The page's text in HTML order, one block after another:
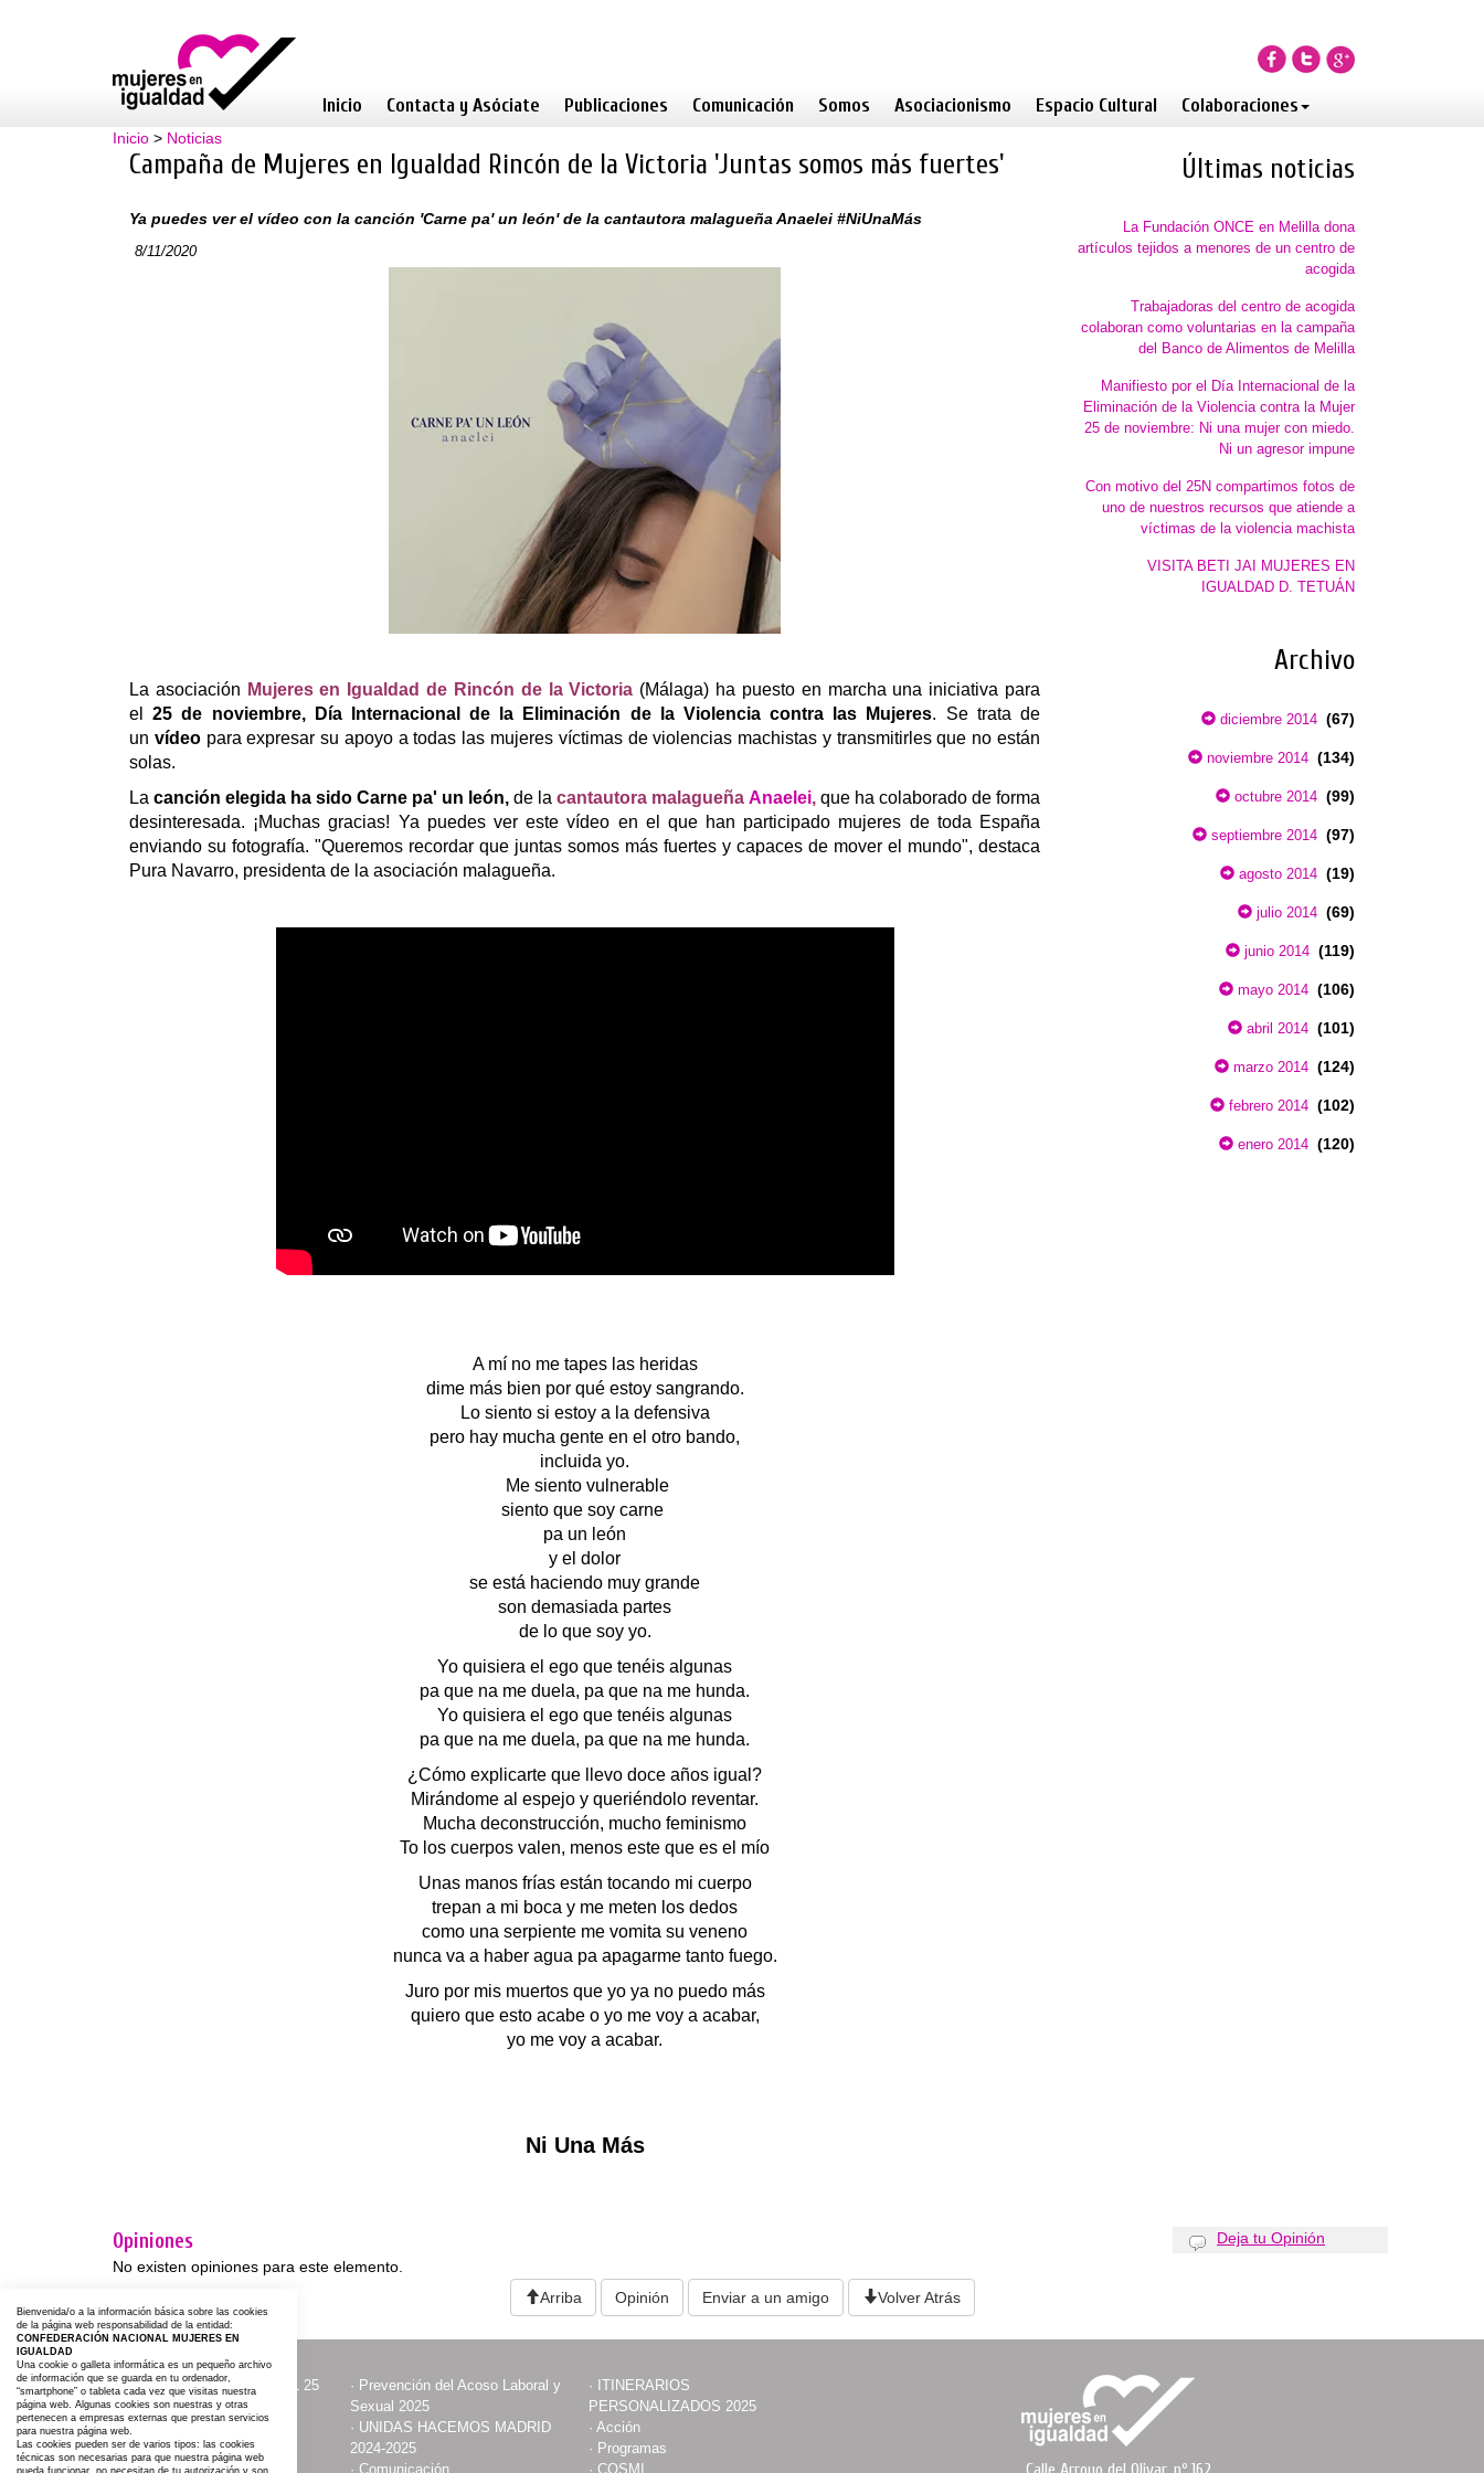
Inicio Contacta y Asóciate Publicaciones Comunicación Somos Asociacionismo Espacio Cultural Colaboraciones
Inicio > Noticias
Campaña de Mujeres en Igualdad Rincón de la Victoria 'Juntas somos más fuertes'
Ya puedes ver el vídeo con la canción 'Carne pa' un león' de la cantautora malagueña Anaelei #NiUnaMás
8/11/2020
La asociación Mujeres en Igualdad de Rincón de la Victoria (Málaga) ha puesto en marcha una iniciativa para
el25 de noviembre, Día Internacional de la Eliminación de la Violencia contra las Mujeres. Se trata de
un vídeopara expresar su apoyo a todas las mujeres víctimas de violencias machistas y transmitirles que no están
solas.
La canción elegida ha sido Carne pa' un león, de la cantautora malagueña Anaelei, que ha colaborado de forma
desinteresada. ¡Muchas gracias! Ya puedes ver este vídeo en el que han participado mujeres de toda España
enviando su fotografía. "Queremos recordar que juntas somos más fuertes y capaces de mover el mundo", destaca
Pura Navarro, presidenta de la asociación malagueña.
A mí no me tapes las heridas
dime más bien por qué estoy sangrando.
Lo siento si estoy a la defensiva
pero hay mucha gente en el otro bando,
incluida yo.
Me siento vulnerable
siento que soy carne
pa un león
y el dolor
se está haciendo muy grande
son demasiada partes
de lo que soy yo.
Yo quisiera el ego que tenéis algunas
pa que na me duela, pa que na me hunda.
Yo quisiera el ego que tenéis algunas
pa que na me duela, pa que na me hunda.
¿Cómo explicarte que llevo doce años igual?
Mirándome al espejo y queriéndolo reventar.
Mucha deconstrucción, mucho feminismo
To los cuerpos valen, menos este que es el mío
Unas manos frías están tocando mi cuerpo
trepan a mi boca y me meten los dedos
como una serpiente me vomita su veneno
nunca va a haber agua pa apagarme tanto fuego.
Juro por mis muertos que yo ya no puedo más
quiero que esto acabe o yo me voy a acabar,
yo me voy a acabar.
Ni Una Más
Últimas noticias
La Fundación ONCE en Melilla dona
artículos tejidos a menores de un centro de
acogida
Trabajadoras del centro de acogida
colaboran como voluntarias en la campaña
del Banco de Alimentos de Melilla
Manifiesto por el Día Internacional de la
Eliminación de la Violencia contra la Mujer
25 de noviembre: Ni una mujer con miedo.
Ni un agresor impune
Con motivo del 25N compartimos fotos de
uno de nuestros recursos que atiende a
víctimas de la violencia machista
VISITA BETI JAI MUJERES EN
IGUALDAD D. TETUÁN
Archivo
diciembre 2014 (67)
noviembre 2014 (134)
octubre 2014 (99)
septiembre 2014 (97)
agosto 2014 (19)
julio 2014 (69)
junio 2014 (119)
mayo 2014 (106)
abril 2014 (101)
marzo 2014 (124)
febrero 2014 (102)
enero 2014 (120)
Opiniones
Deja tu Opinión
No existen opiniones para este elemento.
Arriba
Opinión Enviar a un amigo Volver Atrás
·ACTOS CON MOTIVO DEL 25
NOVIEMBRE
· Prevención del Acoso Laboral y
Sexual 2025
· ITINERARIOS
PERSONALIZADOS 2025
·Contacta y Asóciate · UNIDAS HACEMOS MADRID
2024-2025
· Acción
· Programas
·Publicaciones ·Comunicación · COSMI
Bienvenida/o a la información básica sobre las cookies
de la página web responsabilidad de la entidad:
CONFEDERACIÓN NACIONAL MUJERES EN
IGUALDAD
Una cookie o galleta informática es un pequeño archivo
de información que se guarda en tu ordenador,
“smartphone” o tableta cada vez que visitas nuestra
página web. Algunas cookies son nuestras y otras
pertenecen a empresas externas que prestan servicios
para nuestra página web.
Las cookies pueden ser de varios tipos: las cookies
técnicas son necesarias para que nuestra página web
pueda funcionar, no necesitan de tu autorización y son